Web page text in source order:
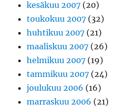
kesäkuu 2007 (20)
toukokuu 2007 (32)
huhtikuu 2007 (21)
maaliskuu 2007 (26)
helmikuu 2007 (19)
tammikuu 2007 (24)
joulukuu 2006 (16)
marraskuu 2006 (21)